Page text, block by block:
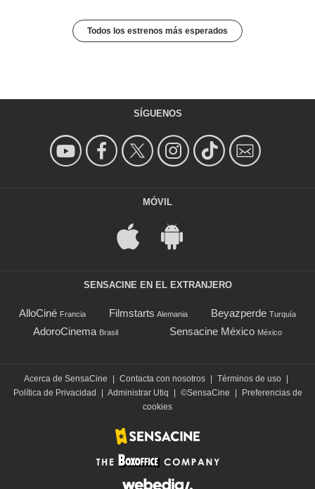
Todos los estrenos más esperados
SÍGUENOS
MÓVIL
SENSACINE EN EL EXTRANJERO
AlloCiné Francia Filmstarts Alemania Beyazperde Turquía
AdoroCinema Brasil Sensacine México México
Acerca de SensaCine | Contacta con nosotros | Términos de uso |
Política de Privacidad
| Administrar Utiq | ©SensaCine |
Preferencias de
cookies